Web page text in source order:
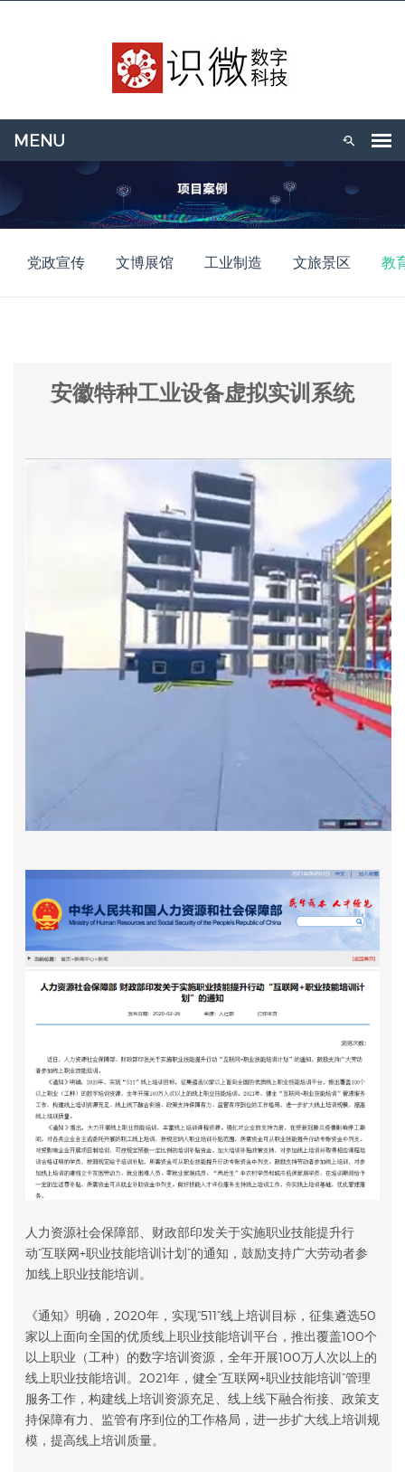
党政宣传 文博展馆 工业制造 文旅景区 教
安徽特种工业设备虚拟实训系统
人力资源社会保障部、财政部印发关于实施职业技能提升行
动“互联网+职业技能培训计划”的通知，鼓励支持广大劳动者参
加线上职业技能培训。
《通知》明确，2020年，实现“511”线上培训目标，征集遴选50
家以上面向全国的优质线上职业技能培训平台，推出覆盖100个
以上职业（工种）的数字培训资源，全年开展100万人次以上的
线上职业技能培训。2021年，健全“互联网+职业技能培训”管理
服务工作，构建线上培训资源充足、线上线下融合衔接、政策支
持保障有力、监管有序到位的工作格局，进一步扩大线上培训规
模，提高线上培训质量。